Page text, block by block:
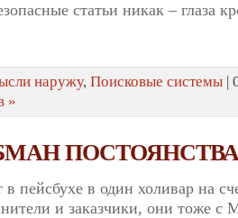
статьи никак – глаза
наружу, Поисковые системы |
»
в пейсбухе в один холивар на
и заказчики, они тоже с